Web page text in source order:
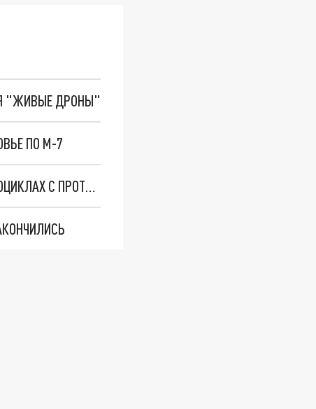
"ЖИВЫЕ ДРОНЫ"
ПО М-7
ИВАНОВСКИЕ ДЕСАНТНИКИ НА ТЕРРИТОРИИ СВО ПЕРЕДВИГАЮТСЯ НА КВАДРОЦИКЛАХ С ПРОТИВОТАНКОВЫМИ РАКЕТАМИ